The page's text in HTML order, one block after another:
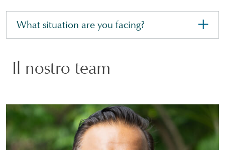
What situation are you facing?
Il nostro team
Shashi Nathan